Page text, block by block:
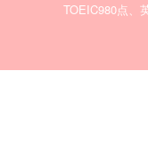
TOEIC980点、